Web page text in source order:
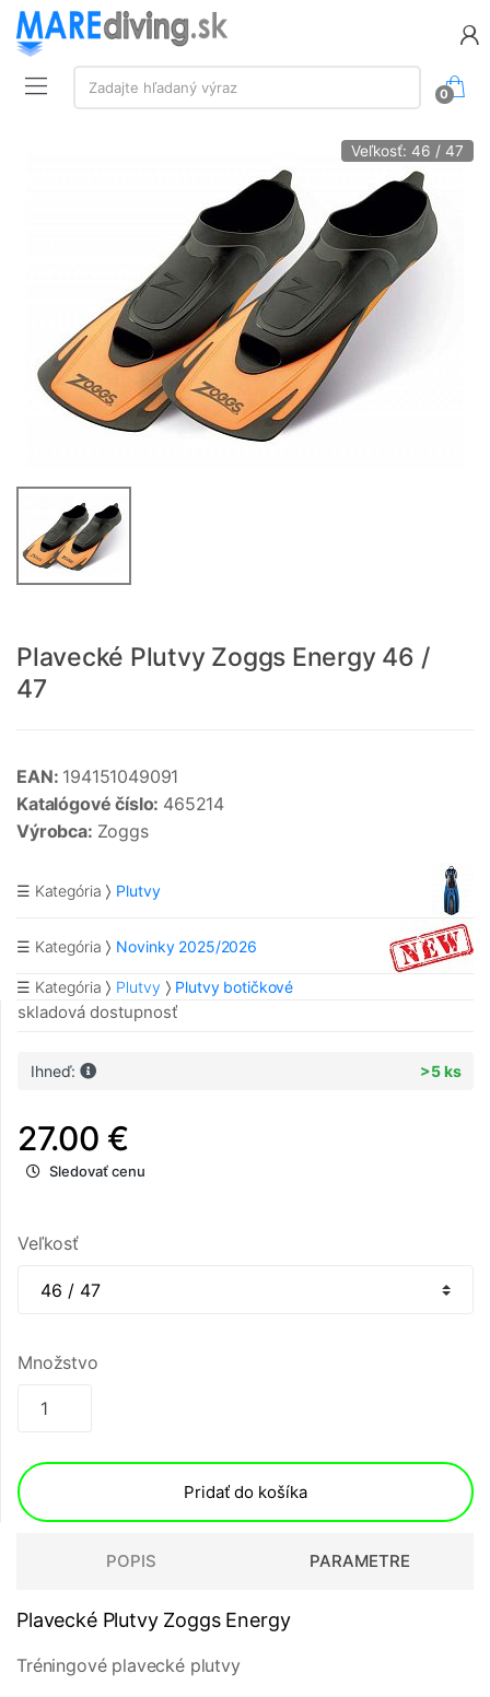
Vyhľadávanie:
Zadajte hľadaný výraz
0
Veľkosť: 46 / 47
Plavecké Plutvy Zoggs Energy 46 /
47
EAN: 194151049091
Katalógové číslo: 465214
Výrobca: Zoggs
☰ Kategória Plutvy
☰ Kategória Novinky 2025/2026
☰ Kategória Plutvy Plutvy botičkové
skladová dostupnosť
Ihneď: >5 ks
27.00 €
Sledovať cenu
Veľkosť
Množstvo
Pridať do košíka
POPIS PARAMETRE
Plavecké Plutvy Zoggs Energy
Tréningové plavecké plutvy